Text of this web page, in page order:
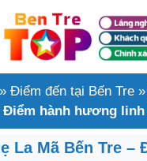
» Điểm đến tại Bến Tre »
Điểm hành hương
La Mã Bến Tre –